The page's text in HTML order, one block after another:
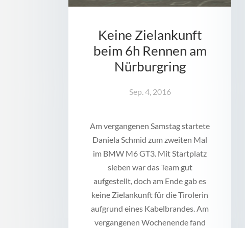
Keine Zielankunft
beim 6h Rennen am
Nürburgring
Sep. 4, 2016
Am vergangenen Samstag startete
Daniela Schmid zum zweiten Mal
im BMW M6 GT3. Mit Startplatz
sieben war das Team gut
aufgestellt, doch am Ende gab es
keine Zielankunft für die Tirolerin
aufgrund eines Kabelbrandes. Am
vergangenen Wochenende fand